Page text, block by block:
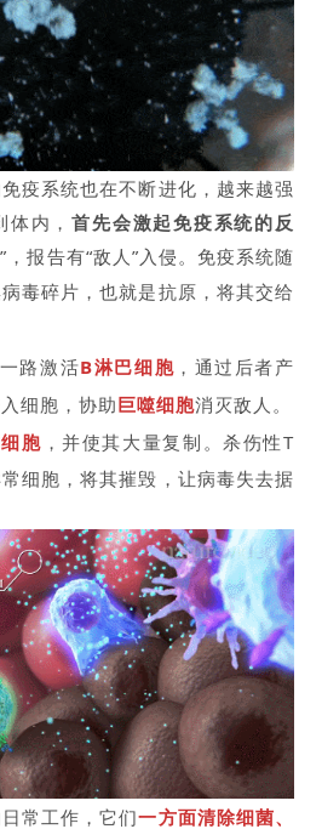
疫系统也在不断进化，越来越强
体内，首先会激起免疫系统的反
，报告有“敌人”入侵。免疫系统随
毒碎片，也就是抗原，将其交给
路激活B淋巴细胞 ，通过后者产
细胞，协助巨噬细胞消灭敌人。
胞 ，并使其大量复制。杀伤性T
细胞，将其摧毁，让病毒失去据
常工作，它们一方面清除细菌、